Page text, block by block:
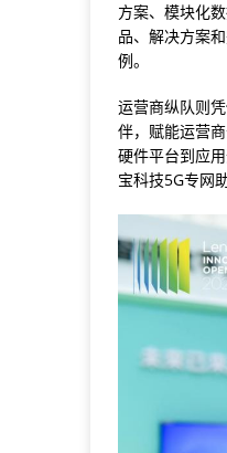
方案、模块化
品、解决方案
例。
运营商纵队则
伴，赋能运营
硬件平台到应
宝科技5G专网